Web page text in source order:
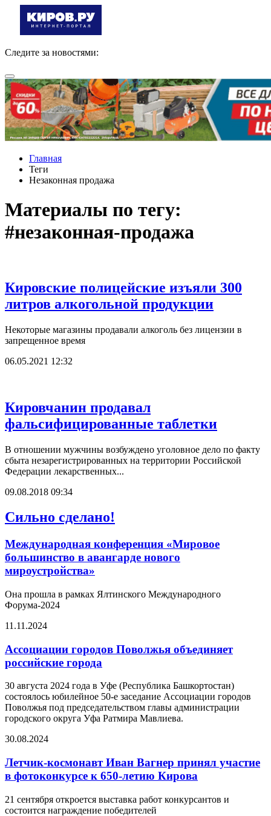
Следите за новостями:
Главная
Теги
Незаконная продажа
Материалы по тегу:
#незаконная-продажа
Кировские полицейские изъяли 300
литров алкогольной продукции
Некоторые магазины продавали алкоголь без лицензии в
запрещенное время
06.05.2021 12:32
Кировчанин продавал
фальсифицированные таблетки
В отношении мужчины возбуждено уголовное дело по факту
сбыта незарегистрированных на территории Российской
Федерации лекарственных...
09.08.2018 09:34
Сильно сделано!
Международная конференция «Мировое
большинство в авангарде нового
мироустройства»
Она прошла в рамках Ялтинского Международного
Форума-2024
11.11.2024
Ассоциации городов Поволжья объединяет
российские города
30 августа 2024 года в Уфе (Республика Башкортостан)
состоялось юбилейное 50-е заседание Ассоциации городов
Поволжья под председательством главы администрации
городского округа Уфа Ратмира Мавлиева.
30.08.2024
Летчик-космонавт Иван Вагнер принял участие
в фотоконкурсе к 650-летию Кирова
21 сентября откроется выставка работ конкурсантов и
состоится награждение победителей